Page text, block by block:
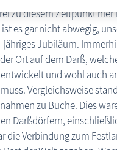
Strandgalopprennen
Sterntreffen
Drachenfest
zu diesem Zeitpunkt hier
es gar nicht abwegig,
jähriges Jubiläum.
Ort auf dem Darß,
und wohl auch
Vergleichsweise
zu Buche. Dies
Darßdörfern,
die Verbindung zum